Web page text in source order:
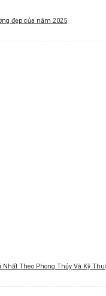
đẹp của năm 2025
Theo Phong Thủy Và Kỹ